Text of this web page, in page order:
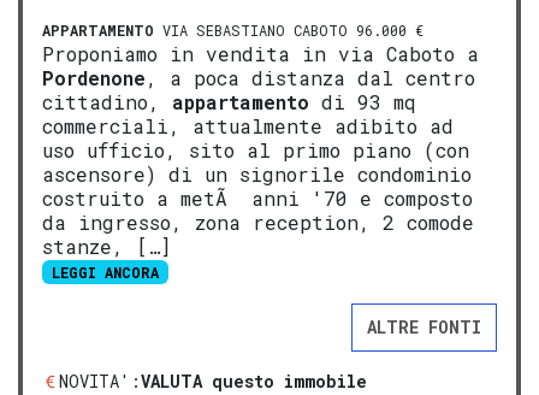
APPARTAMENTO VIA SEBASTIANO CABOTO 96.000 €
Proponiamo in vendita in via Caboto a
Pordenone, a poca distanza dal centro
cittadino, appartamento di 93 mq
commerciali, attualmente adibito ad
uso ufficio, sito al primo piano (con
ascensore) di un signorile condominio
costruito a metÃ anni '70 e composto
da ingresso, zona reception, 2 comode
stanze, […]
LEGGI ANCORA
ALTRE FONTI
NOVITA':VALUTA questo immobile